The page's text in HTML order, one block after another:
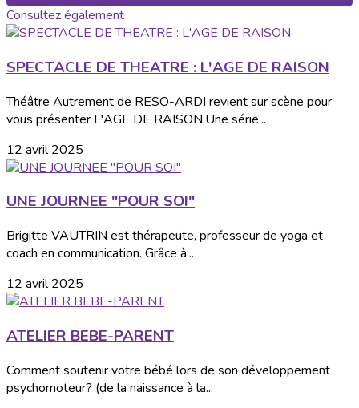
Consultez également
SPECTACLE DE THEATRE : L'AGE DE RAISON
Théâtre Autrement de RESO-ARDI revient sur scène pour
vous présenter L'AGE DE RAISON.Une série...
12 avril 2025
UNE JOURNEE "POUR SOI"
Brigitte VAUTRIN est thérapeute, professeur de yoga et
coach en communication. Grâce à...
12 avril 2025
ATELIER BEBE-PARENT
Comment soutenir votre bébé lors de son développement
psychomoteur? (de la naissance à la...